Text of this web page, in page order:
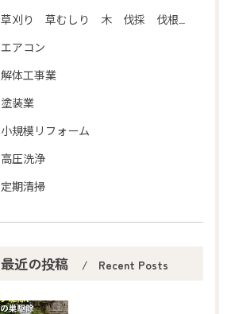
草刈り 草むしり 木 伐採 伐根 剪定
エアコン
解体工事業
塗装業
小規模リフォーム
高圧洗浄
定期清掃
最近の投稿 Recent Posts